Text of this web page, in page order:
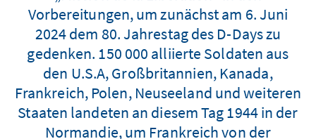
Vorbereitungen, um zunächst am 6. Juni
2024 dem 80. Jahrestag des D-Days zu
gedenken. 150 000 alliierte Soldaten aus
den U.S.A, Großbritannien, Kanada,
Frankreich, Polen, Neuseeland und weiteren
Staaten landeten an diesem Tag 1944 in der
Normandie, um Frankreich von der